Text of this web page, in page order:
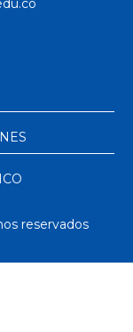
reservados